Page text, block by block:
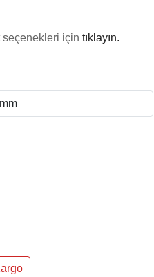
için tıklayın.